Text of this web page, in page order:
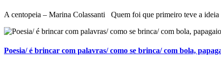
A centopeia – Marina Colassanti Quem foi que primeiro teve a ideia
Poesia/ é brincar com palavras/ como se brinca/ com bola,